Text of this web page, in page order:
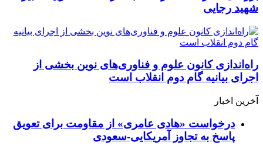
شهید رجایی
راه‌اندازی کانون علوم و فناوری‌های نوین بخشی از
اجرای بیانیه گام دوم انقلاب است
آخرین اخبار
درخواست «هادی عامری» از مقاومت برای تعویق
پاسخ به تجاوز آمریکایی-سعودی